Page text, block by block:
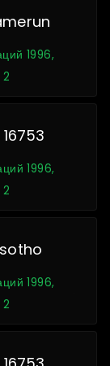
1996,
1996,
1996,